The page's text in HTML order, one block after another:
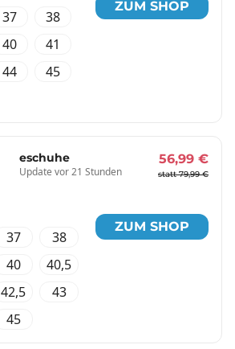
37
38
40
41
44
45
ZUM SHOP
eschuhe
Update vor 21 Stunden
56,99 €
statt 79,99 €
37
38
40
40,5
42,5
43
45
ZUM SHOP